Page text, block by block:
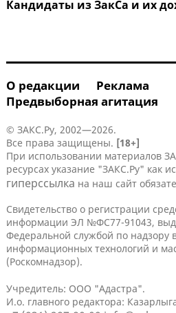
Кандидаты из ЗакСа и их
О редакции
Реклама
Предвыборная агитация
© ЗАКС.Ру, 2002—2026.
Все права защищены. [18+]
При использовании материалов
ресурсах указание "ЗАКС.Ру" как
гиперссылка на наш сайт
Свидетельство о регистрации
информации ЭЛ №ФС77-91043,
Федеральной службой по надзору
информационных технологий и
(Роскомнадзор).
Учредитель: ООО "Адастра".
И.о. главного редактора: